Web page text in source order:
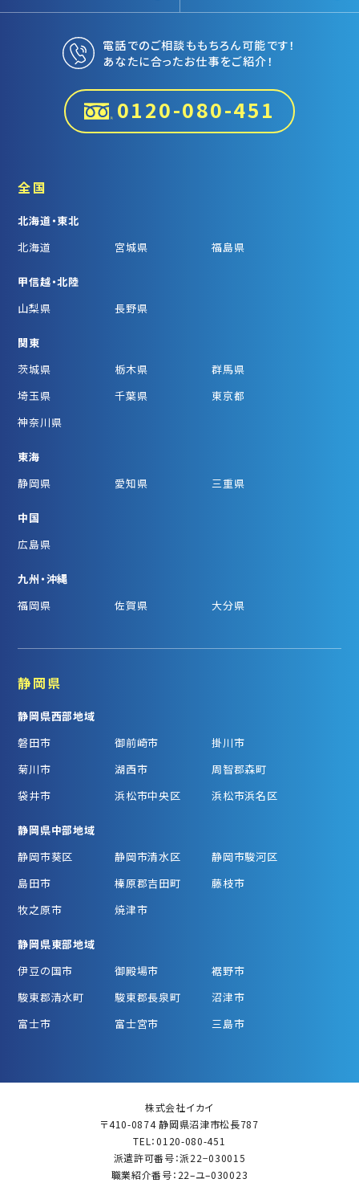
電話でのご相談ももちろん可能です！
あなたに合ったお仕事をご紹介！
0120-080-451
全国
北海道・東北
北海道
宮城県 福島県
甲信越・北陸
山梨県
長野県
関東
茨城県
栃木県
群馬県
埼玉県
千葉県
東京都
神奈川県
東海
静岡県
愛知県 三重県
中国
広島県
九州・沖縄
福岡県
佐賀県 大分県
静岡県
静岡県西部地域
磐田市
御前崎市
掛川市
菊川市
湖西市
周智郡森町
袋井市
浜松市中央区 浜松市浜名区
静岡県中部地域
静岡市葵区
静岡市清水区
静岡市駿河区
島田市
榛原郡吉田町
藤枝市
牧之原市
焼津市
静岡県東部地域
伊豆の国市
御殿場市
裾野市
駿東郡清水町
駿東郡長泉町
沼津市
富士市
富士宮市 三島市
株式会社イカイ
〒410-0874 静岡県沼津市松長787
TEL：0120-080-451
派遣許可番号：派22−030015
職業紹介番号：22–ユ–030023